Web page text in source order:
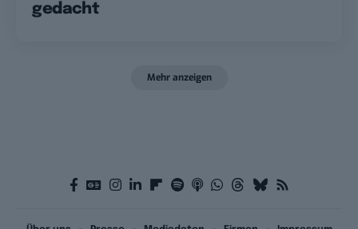
gedacht
Mehr anzeigen